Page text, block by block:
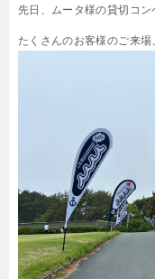
先日、ムータ様の貸切コン
たくさんのお客様のご来場